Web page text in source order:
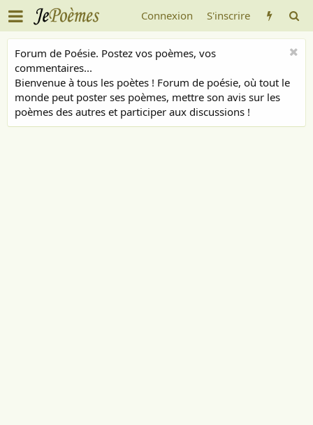
Connexion S'inscrire
Forum de Poésie. Postez vos poèmes, vos
commentaires...
Bienvenue à tous les poètes ! Forum de poésie, où tout le
monde peut poster ses poèmes, mettre son avis sur les
poèmes des autres et participer aux discussions !